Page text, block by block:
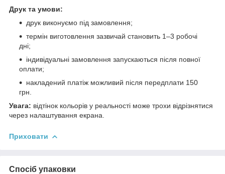
Друк та умови:
друк виконуємо під замовлення;
термін виготовлення зазвичай становить 1–3 робочі
дні;
індивідуальні замовлення запускаються після повної
оплати;
накладений платіж можливий після передплати 150
грн.
Увага: відтінок кольорів у реальності може трохи відрізнятися
через налаштування екрана.
Приховати
Спосіб упаковки